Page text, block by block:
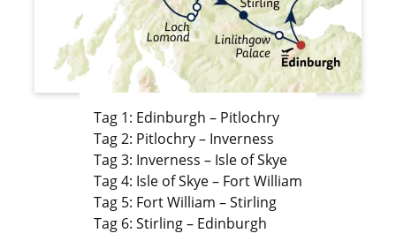
Tag 1: Edinburgh – Pitlochry
Tag 2: Pitlochry – Inverness
Tag 3: Inverness – Isle of Skye
Tag 4: Isle of Skye – Fort William
Tag 5: Fort William – Stirling
Tag 6: Stirling – Edinburgh